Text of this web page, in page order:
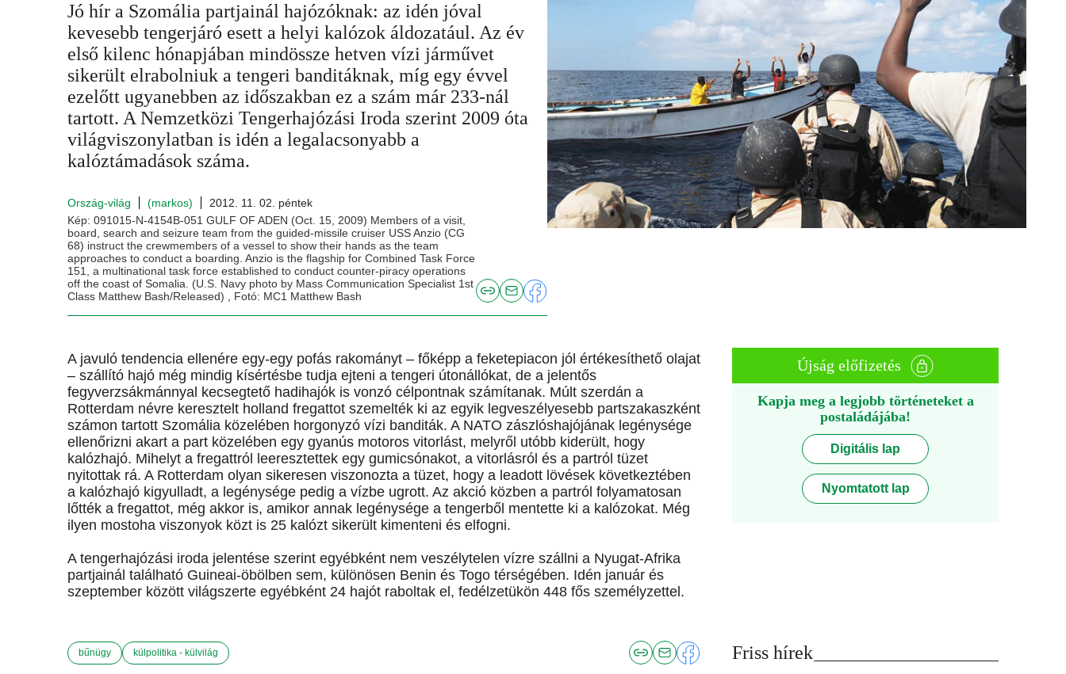
Jó hír a Szomália partjainál hajózóknak: az idén jóval
kevesebb tengerjáró esett a helyi kalózok áldozatául. Az év
első kilenc hónapjában mindössze hetven vízi járművet
sikerült elrabolniuk a tengeri banditáknak, míg egy évvel
ezelőtt ugyanebben az időszakban ez a szám már 233-nál
tartott. A Nemzetközi Tengerhajózási Iroda szerint 2009 óta
világviszonylatban is idén a legalacsonyabb a
kalóztámadások száma.
Ország-világ (markos)
2012. 11. 02. péntek
Kép: 091015-N-4154B-051 GULF OF ADEN (Oct. 15, 2009) Members of a visit,
board, search and seizure team from the guided-missile cruiser USS Anzio (CG
68) instruct the crewmembers of a vessel to show their hands as the team
approaches to conduct a boarding. Anzio is the flagship for Combined Task Force
151, a multinational task force established to conduct counter-piracy operations
off the coast of Somalia. (U.S. Navy photo by Mass Communication Specialist 1st
Class Matthew Bash/Released) , Fotó: MC1 Matthew Bash
A javuló tendencia ellenére egy-egy pofás rakományt – főképp a feketepiacon jól értékesíthető olajat
– szállító hajó még mindig kísértésbe tudja ejteni a tengeri útonállókat, de a jelentős
fegyverzsákmánnyal kecsegtető hadihajók is vonzó célpontnak számítanak. Múlt szerdán a
Rotterdam névre keresztelt holland fregattot szemelték ki az egyik legveszélyesebb partszakaszként
számon tartott Szomália közelében horgonyzó vízi banditák. A NATO zászlóshajójának legénysége
ellenőrizni akart a part közelében egy gyanús motoros vitorlást, melyről utóbb kiderült, hogy
kalózhajó. Mihelyt a fregattról leeresztettek egy gumicsónakot, a vitorlásról és a partról tüzet
nyitottak rá. A Rotterdam olyan sikeresen viszonozta a tüzet, hogy a leadott lövések következtében
a kalózhajó kigyulladt, a legénysége pedig a vízbe ugrott. Az akció közben a partról folyamatosan
lőtték a fregattot, még akkor is, amikor annak legénysége a tengerből mentette ki a kalózokat. Még
ilyen mostoha viszonyok közt is 25 kalózt sikerült kimenteni és elfogni.
A tengerhajózási iroda jelentése szerint egyébként nem veszélytelen vízre szállni a Nyugat-Afrika
partjainál található Guineai-öbölben sem, különösen Benin és Togo térségében. Idén január és
szeptember között világszerte egyébként 24 hajót raboltak el, fedélzetükön 448 fős személyzettel.
bűnügy külpolitika - külvilág
Újság előfizetés
Kapja meg a legjobb történeteket a
postaládájába!
Digitális lap
Nyomtatott lap
Friss hírek